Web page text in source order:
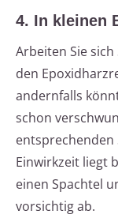
4. In kleinen
Arbeiten Sie
den
andernfalls
schon
entsprechenden
Einwirkzeit liegt
einen Spachtel
vorsichtig ab.